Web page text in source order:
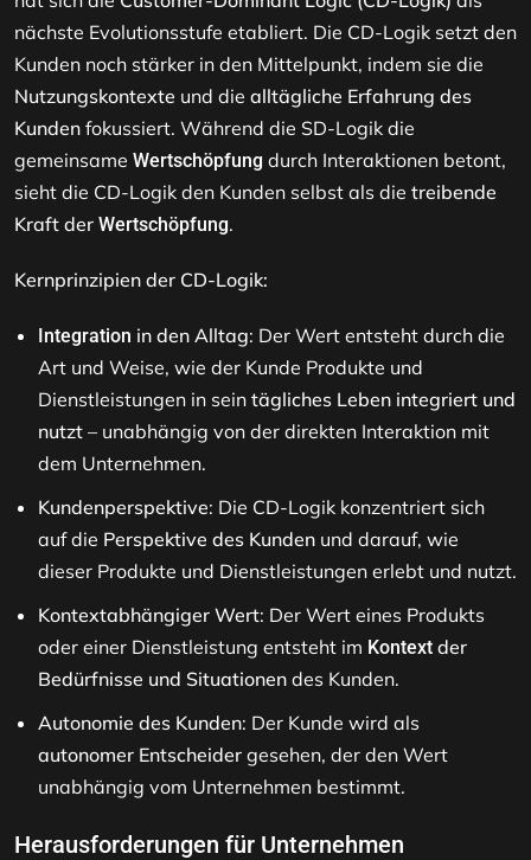
nächste Evolutionsstufe etabliert. Die CD-Logik setzt den
Kunden noch stärker in den Mittelpunkt, indem sie die
Nutzungskontexte und die alltägliche Erfahrung des
Kunden fokussiert. Während die SD-Logik die
gemeinsame Wertschöpfung durch Interaktionen betont,
sieht die CD-Logik den Kunden selbst als die treibende
Kraft der Wertschöpfung.
Kernprinzipien der CD-Logik:
Integration in den Alltag: Der Wert entsteht durch die
Art und Weise, wie der Kunde Produkte und
Dienstleistungen in sein tägliches Leben integriert und
nutzt – unabhängig von der direkten Interaktion mit
dem Unternehmen.
Kundenperspektive: Die CD-Logik konzentriert sich
auf die Perspektive des Kunden und darauf, wie
dieser Produkte und Dienstleistungen erlebt und nutzt.
Kontextabhängiger Wert: Der Wert eines Produkts
oder einer Dienstleistung entsteht im Kontext der
Bedürfnisse und Situationen des Kunden.
Autonomie des Kunden: Der Kunde wird als
autonomer Entscheider gesehen, der den Wert
unabhängig vom Unternehmen bestimmt.
Herausforderungen für Unternehmen